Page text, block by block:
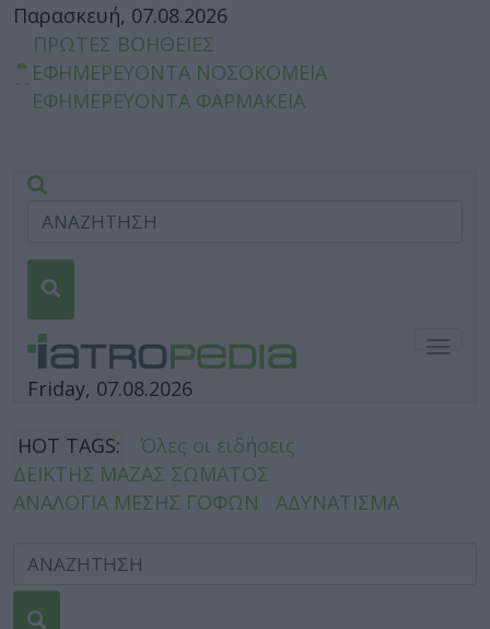
Παρασκευή, 07.08.2026
ΠΡΩΤΕΣ ΒΟΗΘΕΙΕΣ
ΕΦΗΜΕΡΕΥΟΝΤΑ ΝΟΣΟΚΟΜΕΙΑ
ΕΦΗΜΕΡΕΥΟΝΤΑ ΦΑΡΜΑΚΕΙΑ
Friday, 07.08.2026
HOT TAGS:
Όλες οι ειδήσεις
ΔΕΙΚΤΗΣ ΜΑΖΑΣ ΣΩΜΑΤΟΣ
ΑΝΑΛΟΓΙΑ ΜΕΣΗΣ ΓΟΦΩΝ
ΑΔΥΝΑΤΙΣΜΑ